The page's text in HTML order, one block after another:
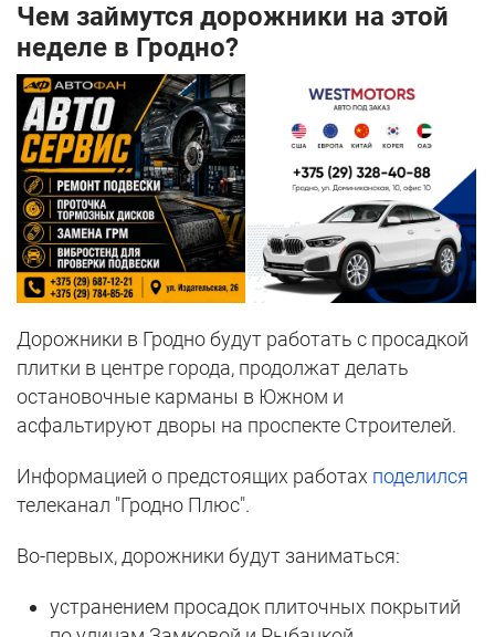
Чем займутся дорожники на этой
неделе в Гродно?
Дорожники в Гродно будут работать с просадкой
плитки в центре города, продолжат делать
остановочные карманы в Южном и
асфальтируют дворы на проспекте Строителей.
Информацией о предстоящих работах поделился
телеканал "Гродно Плюс".
Во-первых, дорожники будут заниматься:
устранением просадок плиточных покрытий